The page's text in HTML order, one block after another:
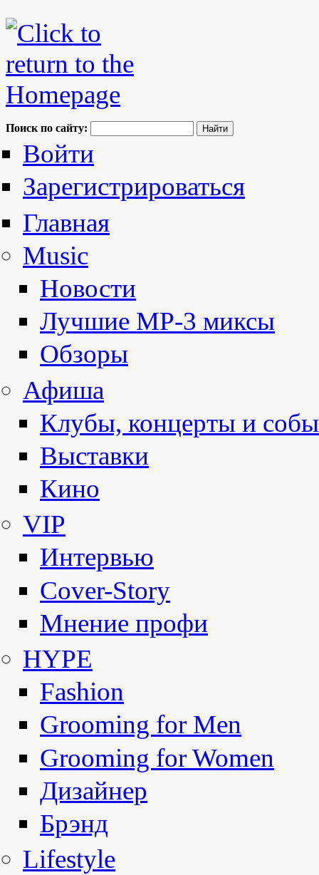
Поиск по сайту:
Войти
Зарегистрироваться
Главная
Music
Новости
Лучшие MP-3 миксы
Обзоры
Афиша
Клубы, концерты и
Выставки
Кино
VIP
Интервью
Cover-Story
Мнение профи
HYPE
Fashion
Grooming for Men
Grooming for Women
Дизайнер
Брэнд
Lifestyle